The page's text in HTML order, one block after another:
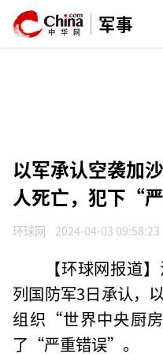
军事
以军承认空袭加
人死亡，犯下“
环球网 2024-04-03 09:58:23
【环球网报道
列国防军3日承认，
组织“世界中央厨
了“严重错误”。